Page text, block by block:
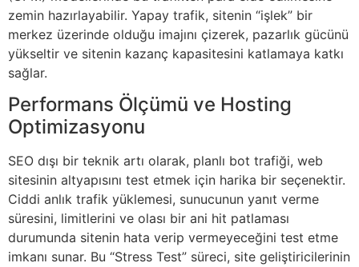
zemin hazırlayabilir. Yapay trafik, sitenin “işlek” bir
merkez üzerinde olduğu imajını çizerek, pazarlık gücünü
yükseltir ve sitenin kazanç kapasitesini katlamaya katkı
sağlar.
Performans Ölçümü ve Hosting
Optimizasyonu
SEO dışı bir teknik artı olarak, planlı bot trafiği, web
sitesinin altyapısını test etmek için harika bir seçenektir.
Ciddi anlık trafik yüklemesi, sunucunun yanıt verme
süresini, limitlerini ve olası bir ani hit patlaması
durumunda sitenin hata verip vermeyeceğini test etme
imkanı sunar. Bu “Stress Test” süreci, site geliştiricilerinin